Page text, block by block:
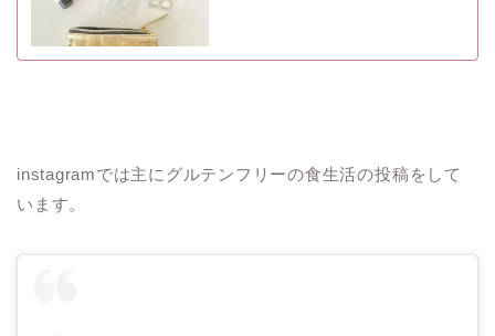
instagramでは主にグルテンフリーの食生活の投稿をして
います。